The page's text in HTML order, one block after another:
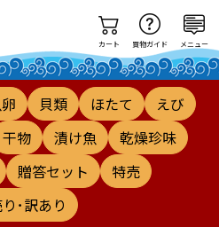
カート 買物ガイド メニュー
貝類 ほたて
えび
干物 漬け魚
乾燥珍味
贈答セット
特売
･訳あり